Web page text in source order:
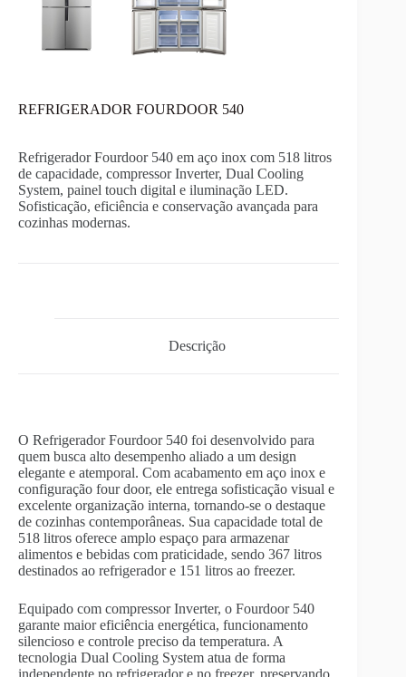
REFRIGERADOR FOURDOOR 540
Refrigerador Fourdoor 540 em aço inox com 518 litros
de capacidade, compressor Inverter, Dual Cooling
System, painel touch digital e iluminação LED.
Sofisticação, eficiência e conservação avançada para
cozinhas modernas.
Descrição
O Refrigerador Fourdoor 540 foi desenvolvido para
quem busca alto desempenho aliado a um design
elegante e atemporal. Com acabamento em aço inox e
configuração four door, ele entrega sofisticação visual e
excelente organização interna, tornando-se o destaque
de cozinhas contemporâneas. Sua capacidade total de
518 litros oferece amplo espaço para armazenar
alimentos e bebidas com praticidade, sendo 367 litros
destinados ao refrigerador e 151 litros ao freezer.
Equipado com compressor Inverter, o Fourdoor 540
garante maior eficiência energética, funcionamento
silencioso e controle preciso da temperatura. A
tecnologia Dual Cooling System atua de forma
independente no refrigerador e no freezer, preservando